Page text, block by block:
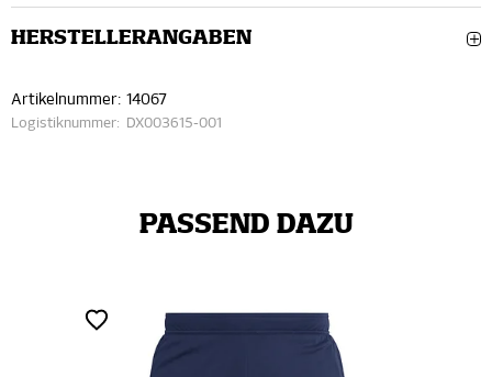
HERSTELLERANGABEN
Artikelnummer: 14067
Logistiknummer: DX003615-001
PASSEND DAZU